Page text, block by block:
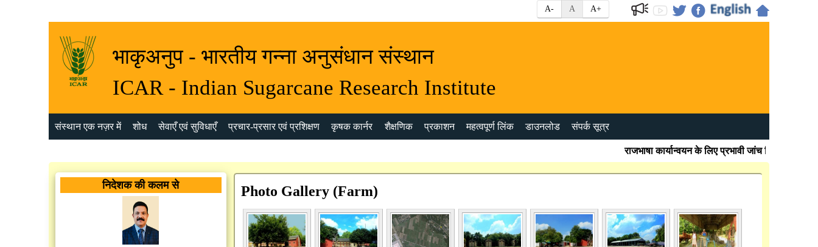
A- A A+
भाकृअनुप - भारतीय गन्ना अनुसंधान संस्थान
ICAR - Indian Sugarcane Research Institute
संस्थान एक नज़र में शोध सेवाएँ एवं सुविधाएँ प्रचार-प्रसार एवं प्रशिक्षण कृषक कार्नर शैक्षणिक प्रकाशन महत्वपूर्ण लिंक डाउनलोड संपर्क सूत्र
राजभाषा कार्यान्वयन के लिए प्रभावी जांच बिंदु
निदेशक की कलम से Photo Gallery (Farm)